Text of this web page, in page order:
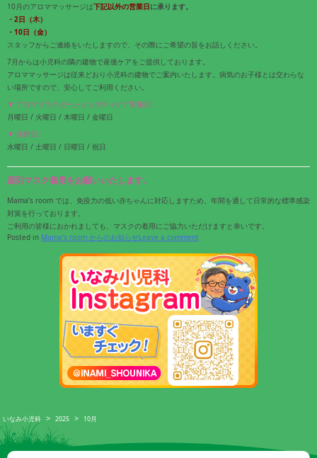
10月のアロママッサージは下記以外の営業日に承ります。
・2日（木）
・10日（金）
スタッフからご連絡をいたしますので、その際にご希望の旨をお話しください。
7月からは小児科の隣の建物で産後ケアをご提供しております。
アロママッサージは従来どおり小児科の建物でご案内いたします。病気のお子様とは交わらな
い場所ですので、安心してご利用ください。
▼ アロマリラクゼーションボディケア実施日 :
月曜日 / 火曜日 / 木曜日 / 金曜日
▼ 休館日 :
水曜日 / 土曜日 / 日曜日 / 祝日
原則マスク着用をお願いいたします。
Mama’s room では、免疫力の低い赤ちゃんに対応しますため、年間を通して日常的な標準感染
対策を行っております。
ご利用の皆様におかれましても、マスクの着用にご協力いただけますと幸いです。
Posted in Mama's room からのお知らせLeave a comment
いなみ小児科 > 2025 > 10月